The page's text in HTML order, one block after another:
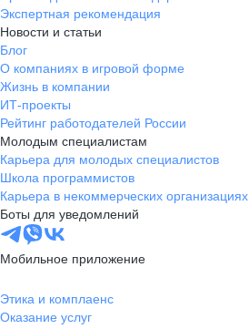
Экспертная рекомендация
Новости и статьи
Блог
О компаниях в игровой форме
Жизнь в компании
ИТ-проекты
Рейтинг работодателей России
Молодым специалистам
Карьера для молодых специалистов
Школа программистов
Карьера в некоммерческих организациях
Боты для уведомлений
Мобильное приложение
Этика и комплаенс
Оказание услуг